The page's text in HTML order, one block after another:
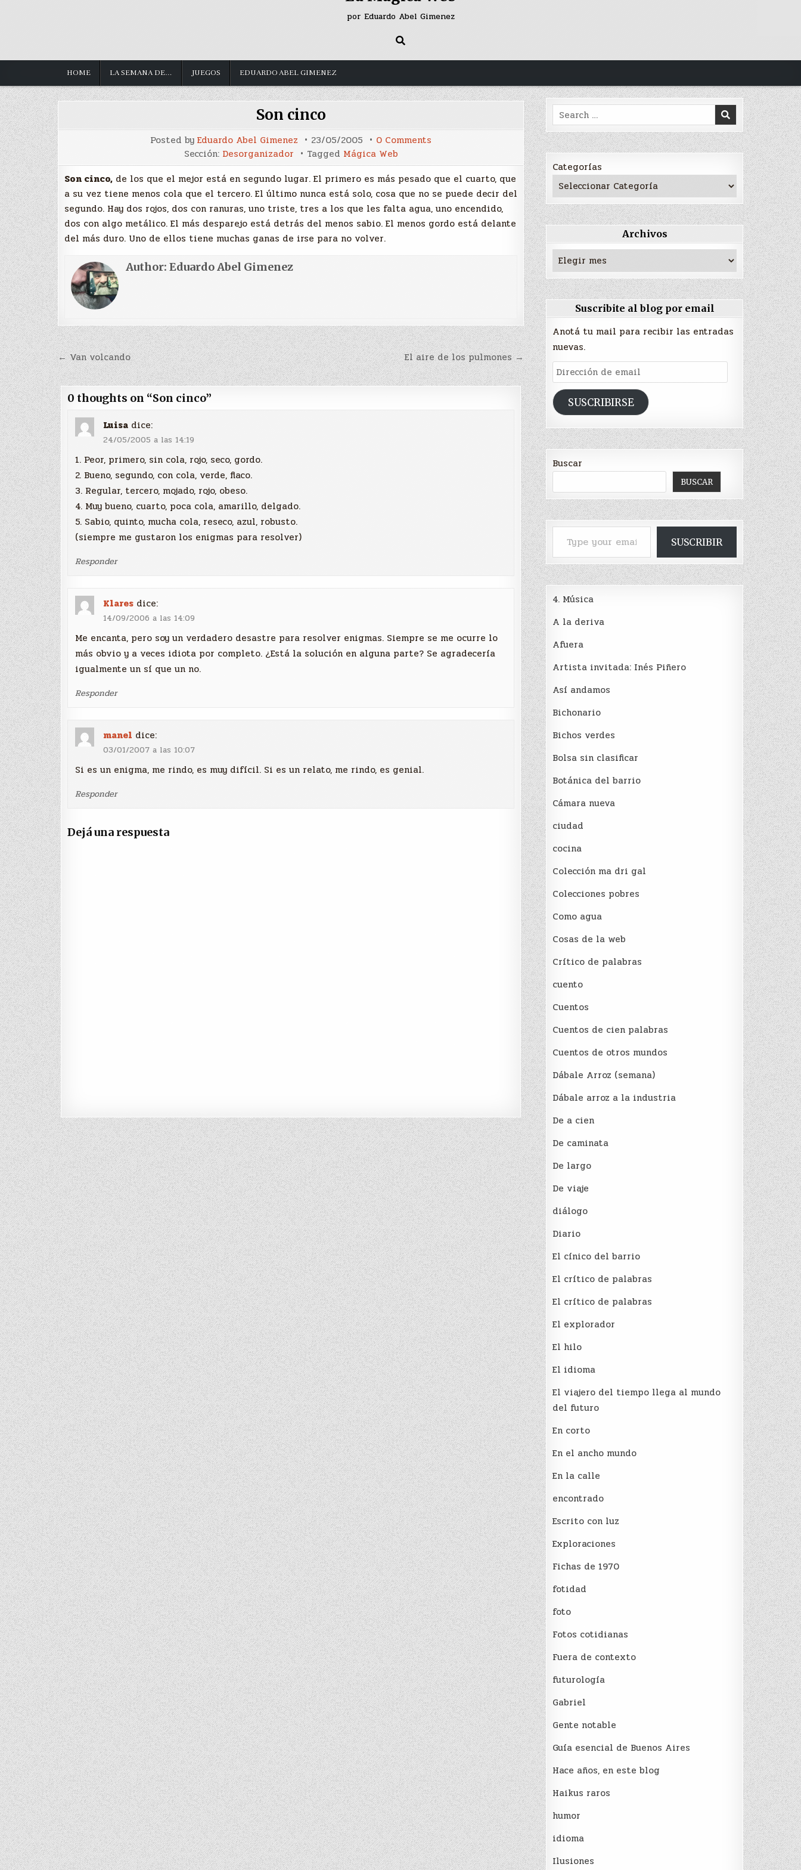
por Eduardo Abel Gimenez
HOME LA SEMANA DE… JUEGOS EDUARDO ABEL GIMENEZ
Son cinco
Posted by Eduardo Abel Gimenez 23/05/2005 0 Comments
Sección: Desorganizador Tagged Mágica Web
Son cinco, de los que el mejor está en segundo lugar. El primero es más pesado que el cuarto, que
a su vez tiene menos cola que el tercero. El último nunca está solo, cosa que no se puede decir del
segundo. Hay dos rojos, dos con ranuras, uno triste, tres a los que les falta agua, uno encendido,
dos con algo metálico. El más desparejo está detrás del menos sabio. El menos gordo está delante
del más duro. Uno de ellos tiene muchas ganas de irse para no volver.
Author: Eduardo Abel Gimenez
Navegación
de
entradas
El aire de los pulmones →
← Van volcando
0 thoughts on “Son cinco”
Luisa dice:
24/05/2005 a las 14:19
1. Peor, primero, sin cola, rojo, seco, gordo.
2. Bueno, segundo, con cola, verde, flaco.
3. Regular, tercero, mojado, rojo, obeso.
4. Muy bueno, cuarto, poca cola, amarillo, delgado.
5. Sabio, quinto, mucha cola, reseco, azul, robusto.
(siempre me gustaron los enigmas para resolver)
Responder
Klares dice:
14/09/2006 a las 14:09
Me encanta, pero soy un verdadero desastre para resolver enigmas. Siempre se me ocurre lo
más obvio y a veces idiota por completo. ¿Está la solución en alguna parte? Se agradecería
igualmente un sí que un no.
Responder
manel dice:
03/01/2007 a las 10:07
Si es un enigma, me rindo, es muy difícil. Si es un relato, me rindo, es genial.
Responder
Dejá una respuesta
Search
for:
Categorías
Archivos
Archivos
Suscribite al blog por email
Anotá tu mail para recibir las entradas
nuevas.
Dirección
de
emailSUSCRIBIRSE
Buscar
BUSCAR
Type your email…
SUSCRIBIR
4. Música
A la deriva
Afuera
Artista invitada: Inés Piñero
Así andamos
Bichonario
Bichos verdes
Bolsa sin clasificar
Botánica del barrio
Cámara nueva
ciudad
cocina
Colección ma dri gal
Colecciones pobres
Como agua
Cosas de la web
Crítico de palabras
cuento
Cuentos
Cuentos de cien palabras
Cuentos de otros mundos
Dábale Arroz (semana)
Dábale arroz a la industria
De a cien
De caminata
De largo
De viaje
diálogo
Diario
El cínico del barrio
El crí­tico de palabras
El crí­tico de palabras
El explorador
El hilo
El idioma
El viajero del tiempo llega al mundo
del futuro
En corto
En el ancho mundo
En la calle
encontrado
Escrito con luz
Exploraciones
Fichas de 1970
fotidad
foto
Fotos cotidianas
Fuera de contexto
futurología
Gabriel
Gente notable
Guía esencial de Buenos Aires
Hace años, en este blog
Haikus raros
humor
idioma
Ilusiones